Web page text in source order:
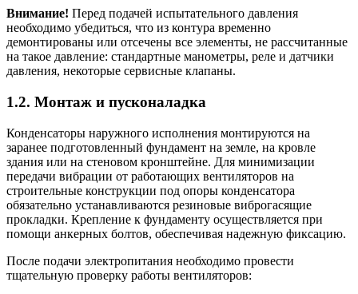
Внимание! Перед подачей испытательного давления
необходимо убедиться, что из контура временно
демонтированы или отсечены все элементы, не рассчитанные
на такое давление: стандартные манометры, реле и датчики
давления, некоторые сервисные клапаны.
1.2. Монтаж и пусконаладка
Конденсаторы наружного исполнения монтируются на
заранее подготовленный фундамент на земле, на кровле
здания или на стеновом кронштейне. Для минимизации
передачи вибрации от работающих вентиляторов на
строительные конструкции под опоры конденсатора
обязательно устанавливаются резиновые виброгасящие
прокладки. Крепление к фундаменту осуществляется при
помощи анкерных болтов, обеспечивая надежную фиксацию.
После подачи электропитания необходимо провести
тщательную проверку работы вентиляторов: